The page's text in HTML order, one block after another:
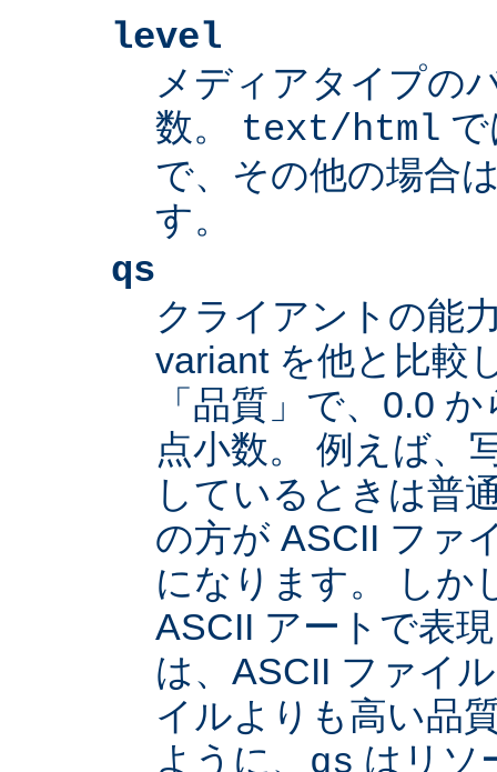
level
メディアタイプの
数。 text/html
で、その他の場合
す。
qs
クライアントの能
variant を他と比較
「品質」で、0.0
点小数。 例えば、
しているときは普
の方が ASCII ファ
になります。 しか
ASCII アートで表
は、ASCII ファイ
イルよりも高い品
ように、 qs はリソ